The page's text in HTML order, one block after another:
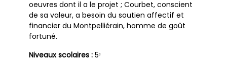
oeuvres dont il a le projet ; Courbet, conscient
de sa valeur, a besoin du soutien affectif et
financier du Montpelliérain, homme de goût
fortuné.
Niveaux scolaires : 5ᵉ